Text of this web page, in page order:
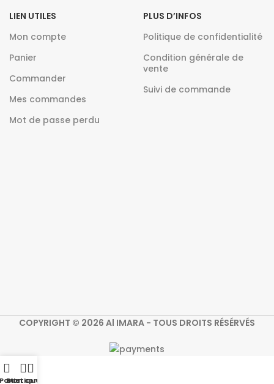
LIEN UTILES
Mon compte
Panier
Commander
Mes commandes
Mot de passe perdu
PLUS D’INFOS
Politique de confidentialité
Condition générale de
vente
Suivi de commande
COPYRIGHT © 2026 Al IMARA - TOUS DROITS RÉSÉRVÉS
Panier
Boutique
Mon compte